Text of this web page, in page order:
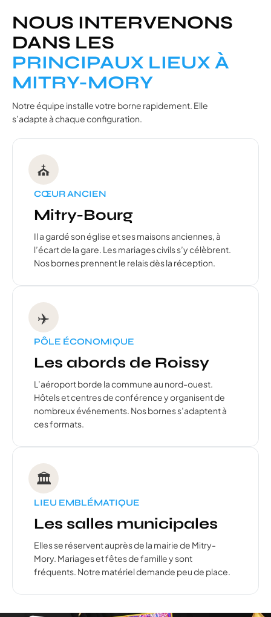
NOUS INTERVENONS
DANS LES
PRINCIPAUX LIEUX À
MITRY-MORY
Notre équipe installe votre borne rapidement. Elle
s’adapte à chaque configuration.
⛪
CŒUR ANCIEN
Mitry-Bourg
Il a gardé son église et ses maisons anciennes, à
l’écart de la gare. Les mariages civils s’y célèbrent.
Nos bornes prennent le relais dès la réception.
✈️
PÔLE ÉCONOMIQUE
Les abords de Roissy
L’aéroport borde la commune au nord-ouest.
Hôtels et centres de conférence y organisent de
nombreux événements. Nos bornes s’adaptent à
ces formats.
🏛️
LIEU EMBLÉMATIQUE
Les salles municipales
Elles se réservent auprès de la mairie de Mitry-
Mory. Mariages et fêtes de famille y sont
fréquents. Notre matériel demande peu de place.